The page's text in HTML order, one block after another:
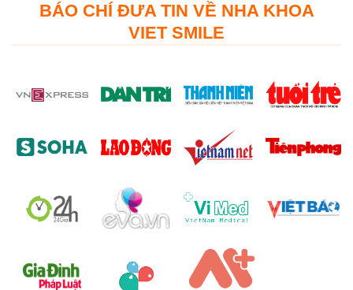
BÁO CHÍ ĐƯA TIN VỀ NHA KHOA
VIET SMILE